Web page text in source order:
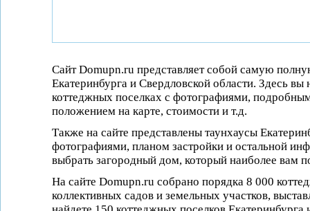
Сайт Domupn.ru представляет собой самую
Екатеринбурга и Свердловской области. Здесь
коттеджных поселках с фотографиями,
положением на карте, стоимости и т.д.
Также на сайте представлены таунхаусы
фотографиями, планом застройки и остальной
выбрать загородный дом, который наиболее вам
На сайте Domupn.ru собрано порядка 8 000
коллективных садов и земельных участков,